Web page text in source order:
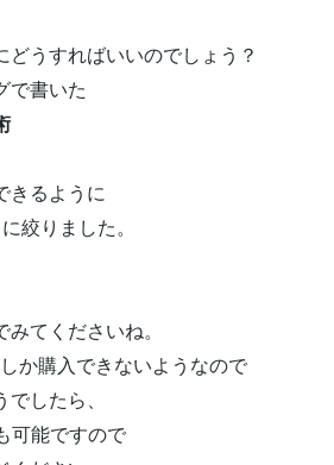
どうすればいいのでしょう？
で書いた
きるように
に絞りました。
てくださいね。
か購入できないようなので
したら、
可能ですので